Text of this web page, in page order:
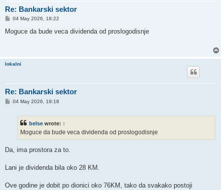
Re: Bankarski sektor
P
s
04 May 2026, 18:22
Moguce da bude veca dividenda od proslogodisnje
lokalni
Re: Bankarski sektor
P04 May 2026, 19:18
belse wrote: ↑
Moguce da bude veca dividenda od proslogodisnje
Da, ima prostora za to.
Lani je dividenda bila oko 28 KM.
Ove godine je dobit po dionici oko 76KM, tako da svakako postoji